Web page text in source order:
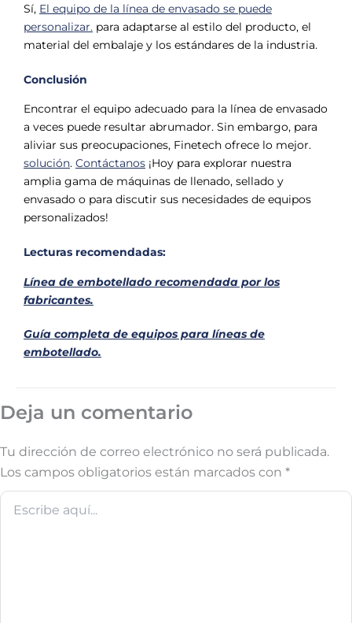
Sí, El equipo de la línea de envasado se puede
personalizar. para adaptarse al estilo del producto, el
material del embalaje y los estándares de la industria.
Conclusión
Encontrar el equipo adecuado para la línea de envasado
a veces puede resultar abrumador. Sin embargo, para
aliviar sus preocupaciones, Finetech ofrece lo mejor.
solución. Contáctanos ¡Hoy para explorar nuestra
amplia gama de máquinas de llenado, sellado y
envasado o para discutir sus necesidades de equipos
personalizados!
Lecturas recomendadas:
Línea de embotellado recomendada por los
fabricantes.
Guía completa de equipos para líneas de
embotellado.
Deja un comentario
Tu dirección de correo electrónico no será publicada.
Los campos obligatorios están marcados con *
Escribe
aquí...